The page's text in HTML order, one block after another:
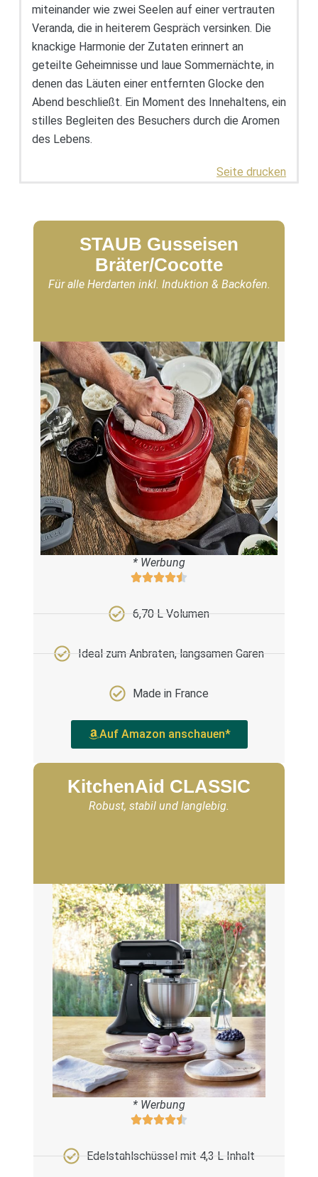
miteinander wie zwei Seelen auf einer vertrauten
Veranda, die in heiterem Gespräch versinken. Die
knackige Harmonie der Zutaten erinnert an
geteilte Geheimnisse und laue Sommernächte, in
denen das Läuten einer entfernten Glocke den
Abend beschließt. Ein Moment des Innehaltens, ein
stilles Begleiten des Besuchers durch die Aromen
des Lebens.
Seite drucken
STAUB Gusseisen
Bräter/Cocotte
Für alle Herdarten inkl. Induktion & Backofen.
* Werbung
6,70 L Volumen
Ideal zum Anbraten, langsamen Garen
Made in France
Auf Amazon anschauen*
KitchenAid CLASSIC
Robust, stabil und langlebig.
* Werbung
Edelstahlschüssel mit 4,3 L Inhalt